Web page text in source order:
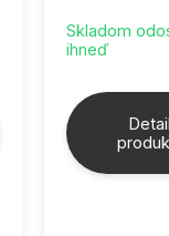
Skladom
ihneď